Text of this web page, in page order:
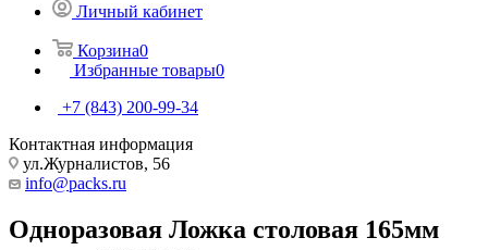
Личный кабинет
Корзина0
Избранные товары0
+7 (843) 200-99-34
Контактная информация
ул.Журналистов, 56
info@packs.ru
Одноразовая Ложка столовая 165мм